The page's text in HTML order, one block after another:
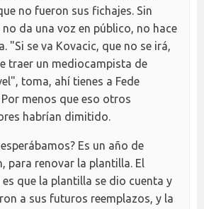
no fueron sus fichajes. Sin
da una voz en público, no hace
"Si se va Kovacic, que no se irá,
traer un mediocampista de
toma, ahí tienes a Fede
menos que eso otros
habrían dimitido.
Es un año de
para renovar la plantilla. El
que la plantilla se dio cuenta y
a sus futuros reemplazos, y la